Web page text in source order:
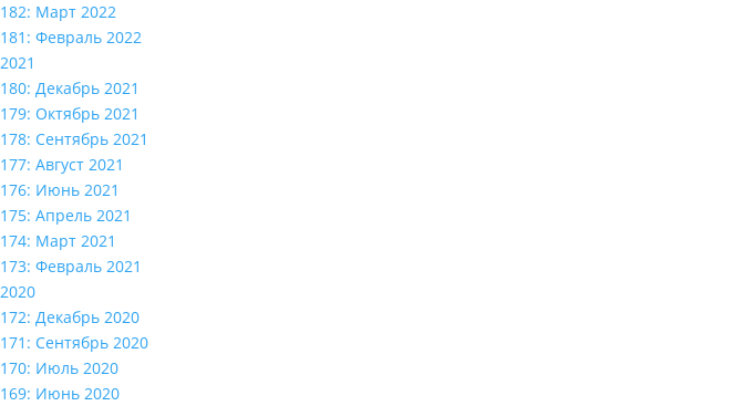
182: Март 2022
181: Февраль 2022
2021
180: Декабрь 2021
179: Октябрь 2021
178: Сентябрь 2021
177: Август 2021
176: Июнь 2021
175: Апрель 2021
174: Март 2021
173: Февраль 2021
2020
172: Декабрь 2020
171: Сентябрь 2020
170: Июль 2020
169: Июнь 2020